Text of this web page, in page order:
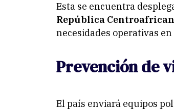
Esta se encuentra
República
necesidades operativas
Prevención de
El país enviará equipos